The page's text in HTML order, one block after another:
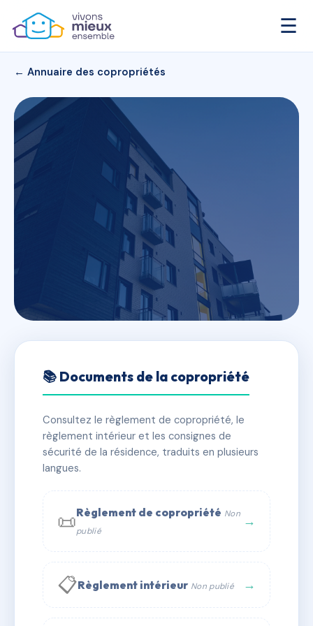
☰
← Annuaire des copropriétés
COPR 3 AV ALPHONSE
BAUDIN
📍 3 av alphonse baudin 01000 BOURG EN BRESSE
✓ Immatriculée 🏠 41 lots 🏗 1 bâtiment(s)
📞 Contacter Syndic Digital 💬 WhatsApp
✉ Email
📚 Documents de la copropriété
Consultez le règlement de copropriété, le
règlement intérieur et les consignes de
sécurité de la résidence, traduits en plusieurs
langues.
📜Règlement de copropriété Non
publié
→
📋Règlement intérieur Non publié →